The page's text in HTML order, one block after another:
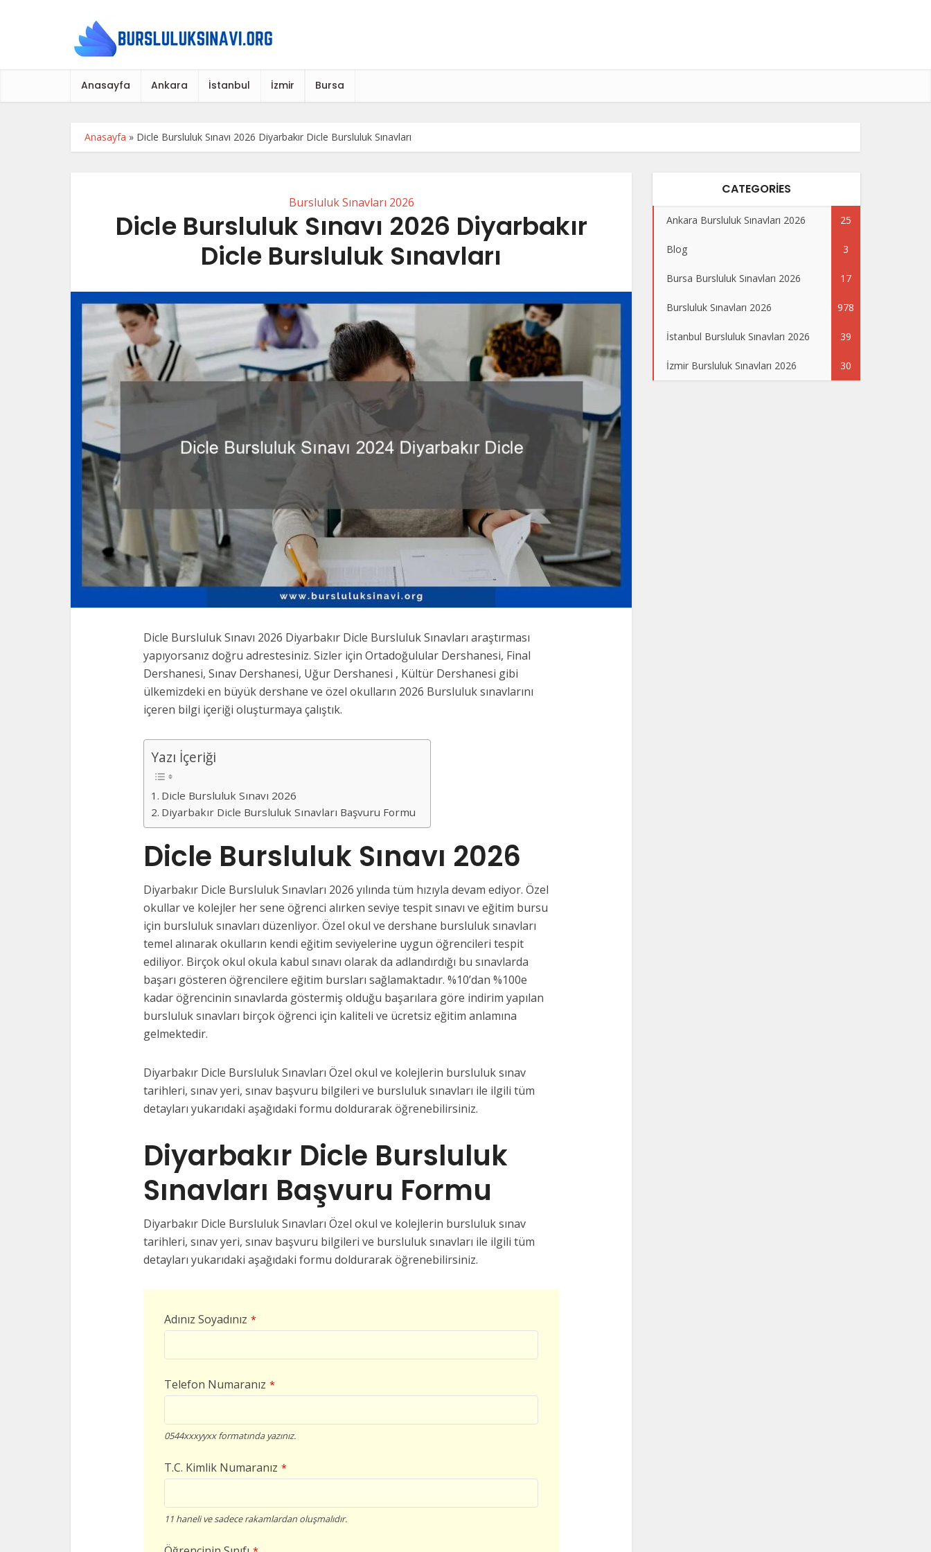
Anasayfa Ankara İstanbul İzmir Bursa
Anasayfa » Dicle Bursluluk Sınavı 2026 Diyarbakır Dicle Bursluluk Sınavları
Bursluluk Sınavları 2026
Dicle Bursluluk Sınavı 2026 Diyarbakır
Dicle Bursluluk Sınavları
Dicle Bursluluk Sınavı 2026 Diyarbakır Dicle Bursluluk Sınavları araştırması
yapıyorsanız doğru adrestesiniz. Sizler için Ortadoğulular Dershanesi, Final
Dershanesi, Sınav Dershanesi, Uğur Dershanesi , Kültür Dershanesi gibi
ülkemizdeki en büyük dershane ve özel okulların 2026 Bursluluk sınavlarını
içeren bilgi içeriği oluşturmaya çalıştık.
Yazı İçeriği
Dicle Bursluluk Sınavı 2026
Diyarbakır Dicle Bursluluk Sınavları Başvuru Formu
Dicle Bursluluk Sınavı 2026
Diyarbakır Dicle Bursluluk Sınavları 2026 yılında tüm hızıyla devam ediyor. Özel
okullar ve kolejler her sene öğrenci alırken seviye tespit sınavı ve eğitim bursu
için bursluluk sınavları düzenliyor. Özel okul ve dershane bursluluk sınavları
temel alınarak okulların kendi eğitim seviyelerine uygun öğrencileri tespit
ediliyor. Birçok okul okula kabul sınavı olarak da adlandırdığı bu sınavlarda
başarı gösteren öğrencilere eğitim bursları sağlamaktadır. %10’dan %100e
kadar öğrencinin sınavlarda göstermiş olduğu başarılara göre indirim yapılan
bursluluk sınavları birçok öğrenci için kaliteli ve ücretsiz eğitim anlamına
gelmektedir.
Diyarbakır Dicle Bursluluk Sınavları Özel okul ve kolejlerin bursluluk sınav
tarihleri, sınav yeri, sınav başvuru bilgileri ve bursluluk sınavları ile ilgili tüm
detayları yukarıdaki aşağıdaki formu doldurarak öğrenebilirsiniz.
Diyarbakır Dicle Bursluluk
Sınavları Başvuru Formu
Diyarbakır Dicle Bursluluk Sınavları Özel okul ve kolejlerin bursluluk sınav
tarihleri, sınav yeri, sınav başvuru bilgileri ve bursluluk sınavları ile ilgili tüm
detayları yukarıdaki aşağıdaki formu doldurarak öğrenebilirsiniz.
Adınız Soyadınız *
Telefon Numaranız *
0544xxxyyxx formatında yazınız.
T.C. Kimlik Numaranız *
11 haneli ve sadece rakamlardan oluşmalıdır.
CATEGORIES
Ankara Bursluluk Sınavları 2026 25
Blog 3
Bursa Bursluluk Sınavları 2026 17
Bursluluk Sınavları 2026 978
İstanbul Bursluluk Sınavları 2026 39
İzmir Bursluluk Sınavları 2026 30